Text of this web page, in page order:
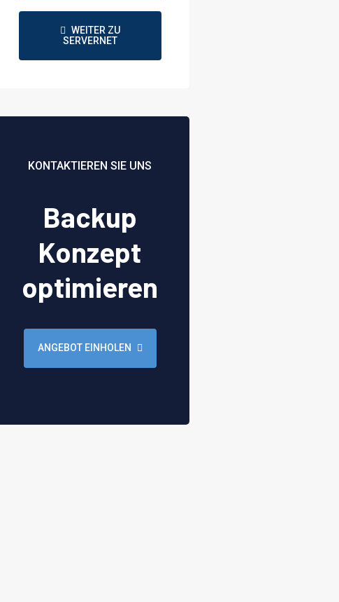
WEITER ZU
SERVERNET
KONTAKTIEREN SIE UNS
Backup
Konzept
optimieren
ANGEBOT EINHOLEN